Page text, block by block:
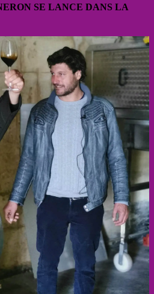
SE LANCE DANS LA